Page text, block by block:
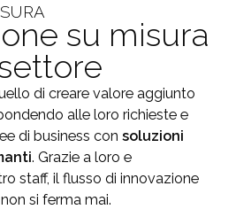
su misura
di creare valore aggiunto
alle loro richieste e
di business consoluzioni
. Grazie a loro e
staff, il flusso di innovazione
si ferma mai.